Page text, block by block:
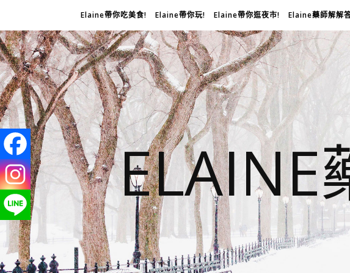
Elaine帶你吃美食! Elaine帶你玩! Elaine帶你逛夜市! Elaine藥師解解